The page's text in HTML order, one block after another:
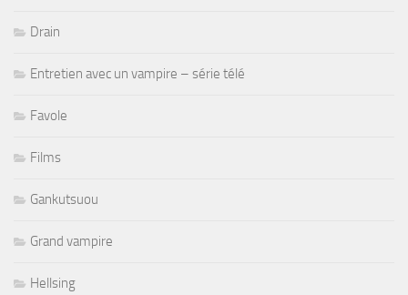
Drain
Entretien avec un vampire – série télé
Favole
Films
Gankutsuou
Grand vampire
Hellsing